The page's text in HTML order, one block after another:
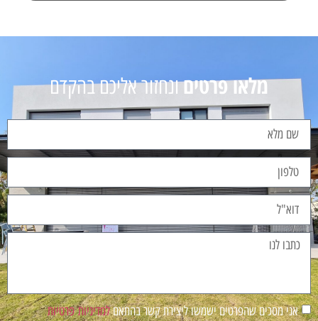
מלאו פרטיםונחזור אליכם בהקדם
אני מסכים שהפרטים ישמשו ליצירת קשר בהתאםלמדיניות פרטיות